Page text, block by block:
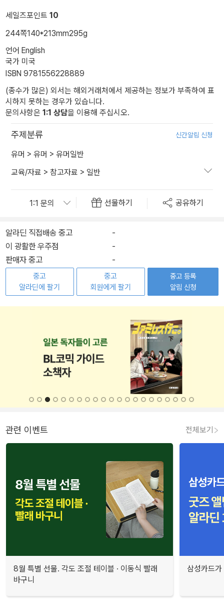
세일즈포인트 10
244쪽140*213mm295g
언어 English
국가 미국
ISBN 9781556228889
(종수가 많은) 외서는 해외거래처에서 제공하는 정보가 부족하여 표
시하지 못하는 경우가 있습니다.
문의사항은 1:1 상담을 이용해 주십시오.
주제분류 신간알림 신청
유머 > 유머 > 유머일반
교육/자료 > 참고자료 > 일반
선물하기 공유하기
알라딘 직접배송 중고
-
이 광활한 우주점
-
판매자 중고
-
중고
알라딘에 팔기
중고
회원에게 팔기
중고 등록
알림 신청
관련 이벤트 전체보기
8월 특별 선물. 각도 조절 테이블 · 이동식 빨래
바구니
삼성카드